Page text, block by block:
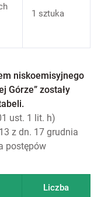
1 sztuka
niskoemisyjnego
Górze” zostały
ust. 1 lit. h)
z dn. 17 grudnia
postępów
Liczba